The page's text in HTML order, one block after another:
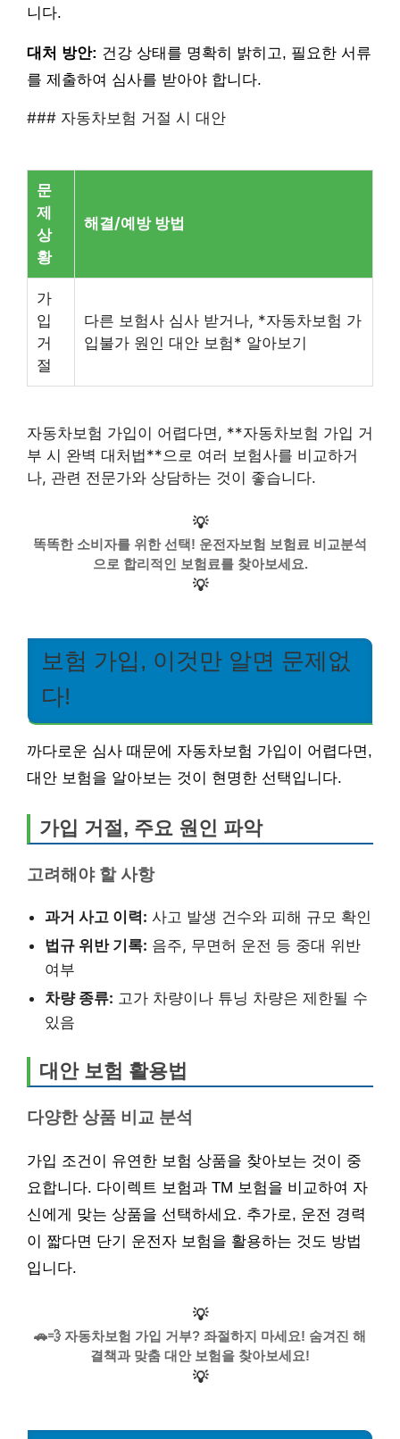
니다.
대처 방안: 건강 상태를 명확히 밝히고, 필요한 서류
를 제출하여 심사를 받아야 합니다.
### 자동차보험 거절 시 대안
문
제
상
황
해결/예방 방법
가
입
거
절
다른 보험사 심사 받거나, *자동차보험 가
입불가 원인 대안 보험* 알아보기
자동차보험 가입이 어렵다면, **자동차보험 가입 거
부 시 완벽 대처법**으로 여러 보험사를 비교하거
나, 관련 전문가와 상담하는 것이 좋습니다.
💡
똑똑한 소비자를 위한 선택! 운전자보험 보험료 비교분석
으로 합리적인 보험료를 찾아보세요.
💡
보험 가입, 이것만 알면 문제없
다!
까다로운 심사 때문에 자동차보험 가입이 어렵다면,
대안 보험을 알아보는 것이 현명한 선택입니다.
가입 거절, 주요 원인 파악
고려해야 할 사항
과거 사고 이력: 사고 발생 건수와 피해 규모 확인
법규 위반 기록: 음주, 무면허 운전 등 중대 위반
여부
차량 종류: 고가 차량이나 튜닝 차량은 제한될 수
있음
대안 보험 활용법
다양한 상품 비교 분석
가입 조건이 유연한 보험 상품을 찾아보는 것이 중
요합니다. 다이렉트 보험과 TM 보험을 비교하여 자
신에게 맞는 상품을 선택하세요. 추가로, 운전 경력
이 짧다면 단기 운전자 보험을 활용하는 것도 방법
입니다.
💡
🚗💨 자동차보험 가입 거부? 좌절하지 마세요! 숨겨진 해
결책과 맞춤 대안 보험을 찾아보세요!
💡